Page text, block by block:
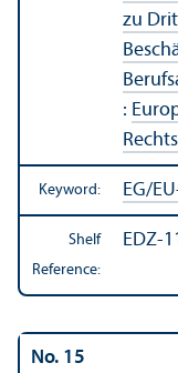
zu
:
Keyword: EG/
Shelf
Reference:
EDZ-
No. 15